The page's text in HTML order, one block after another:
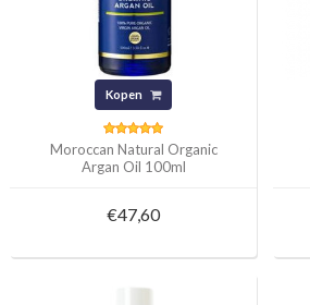
Kopen
Moroccan Natural Organic
Argan Oil 100ml
€47,60